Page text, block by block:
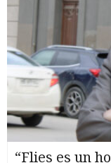
“Flies es un